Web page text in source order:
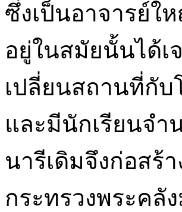
ซึ่งเป็นอาจารย์ใ
อยู่ในสมัยนั้นได้เ
เปลี่ยนสถานที่กับ
และมีนักเรียนจำ
นารีเดิมจึงก่อสร้
กระทรวงพระค